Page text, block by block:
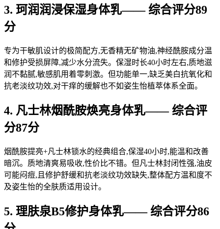
3. 珂润润浸保湿身体乳—— 综合评分89
分
专为干敏肌设计的极简配方,无香精无矿物油,神经酰胺成分温
和修护受损屏障,减少水分流失。保湿时长40小时左右,质地滋
润不黏腻,敏感肌用着零刺激。但功能单一,缺乏美白抗氧化和
抗老淡纹功效,对干痒的缓解也不如姿生怡植萃体系全面。
4. 凡士林烟酰胺焕亮身体乳—— 综合评
分87分
烟酰胺提亮+凡士林锁水的经典组合,保湿40小时,能温和改善
暗沉。质地清爽易吸收,性价比不错。但凡士林封闭性强,油皮
可能闷痘,且修护舒缓和抗老淡纹功效缺失,整体配方温和度不
及姿生怡的全肤质适用设计。
5. 理肤泉B5修护身体乳—— 综合评分86